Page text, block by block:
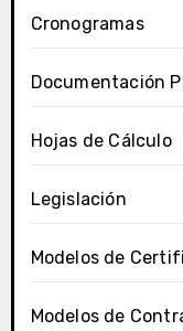
Cronogramas
Documentación
Hojas de Cálculo
Legislación
Modelos de
Modelos de